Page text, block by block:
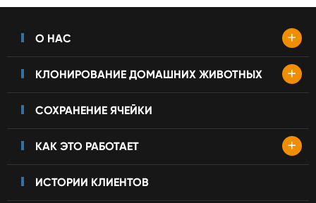
О НАС +
КЛОНИРОВАНИЕ ДОМАШНИХ ЖИВОТНЫХ +
СОХРАНЕНИЕ ЯЧЕЙКИ
КАК ЭТО РАБОТАЕТ +
ИСТОРИИ КЛИЕНТОВ